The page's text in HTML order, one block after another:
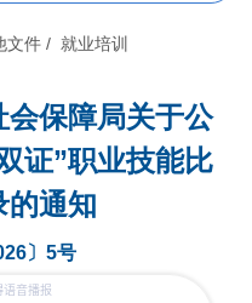
文件 / 就业培训
保障局关于公
证”职业技能比
的通知
〕5号